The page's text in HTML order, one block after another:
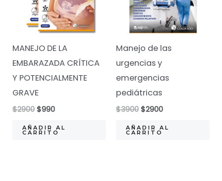
MANEJO DE LA
EMBARAZADA CRÍTICA
Y POTENCIALMENTE
GRAVE
$2900El
original
era:
$990El
actual
es:
AÑADIR AL
CARRITO
Manejo de las
urgencias y
emergencias
pediátricas
$3900El
original
era:
$2900El
actual
AÑADIR AL
CARRITO